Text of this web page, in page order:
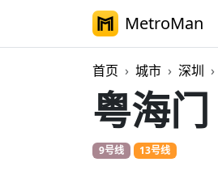
MetroMan
首页 城市 深圳
粤海门
9号线 13号线